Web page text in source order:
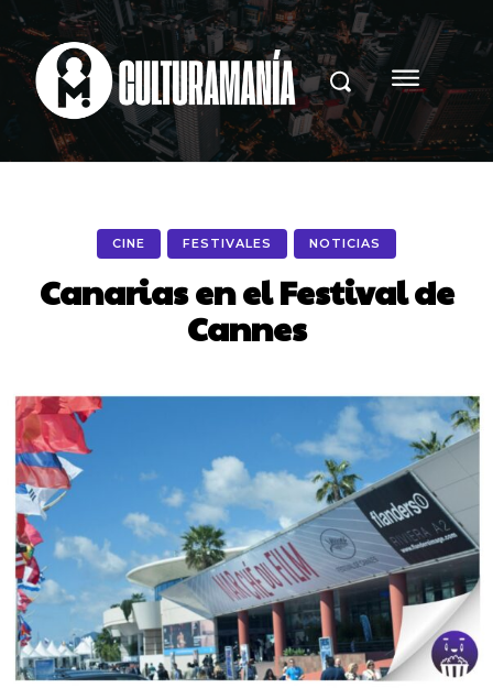
CINE FESTIVALES NOTICIAS
Canarias en el Festival de
Cannes